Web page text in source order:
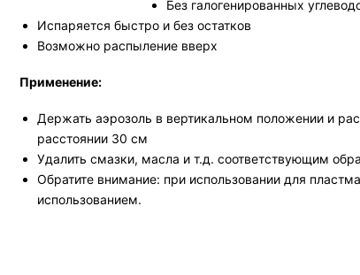
Без галогенированных
Испаряется быстро и без остатков
Возможно распыление вверх
Применение:
Держать аэрозоль в вертикальном положении и
расстоянии 30 см
Удалить смазки, масла и т.д. соответствующим
Обратите внимание: при использовании для
использованием.